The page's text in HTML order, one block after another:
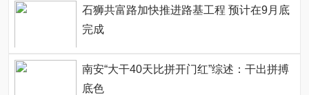
石狮共富路加快推进路基工程 预计在9月底
完成
南安“大干40天比拼开门红”综述：干出拼搏
底色